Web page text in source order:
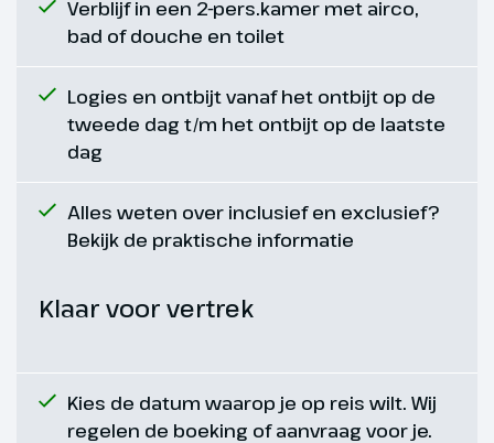
Dag 5
Cabanas
38 km
Vandaag fiets je naar Cabanas en
maak je kennis met de prachtige
kusten van de Algarve. Geniet
kliffen. Hier vind je prachtige
leven in hun eigen ritme. Ga bij
een van de vele restaurantjes
genieten van de lekkerste vis
Verblijf in een 2-pers.kamer met airco,
bad of douche en toilet
Logies en ontbijt vanaf het ontbijt op de
tweede dag t/m het ontbijt op de laatste
dag
Alles weten over inclusief en exclusief?
Bekijk de praktische informatie
Klaar voor vertrek
Kies de datum waarop je op reis wilt. Wij
regelen de boeking of aanvraag voor je.